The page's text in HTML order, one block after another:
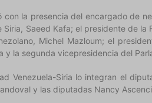
con la presencia del encargado de
Siria, Saeed Kafa; el presidente de
Michel Mazloum; el
y la segunda vicepresidencia del
Venezuela-Siria lo integran el
y las diputadas Nancy